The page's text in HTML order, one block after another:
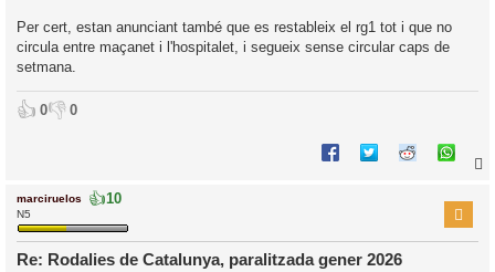
Per cert, estan anunciant també que es restableix el rg1 tot i que no
circula entre maçanet i l'hospitalet, i segueix sense circular caps de
setmana.
👍 0👎 0
marciruelos 👍10
N5
Re: Rodalies de Catalunya, paralitzada gener 2026